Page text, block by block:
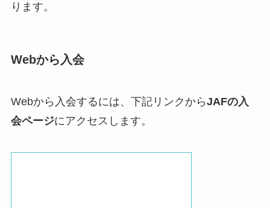
ります。
Webから入会
Webから入会するには、下記リンクからJAFの入
会ページにアクセスします。